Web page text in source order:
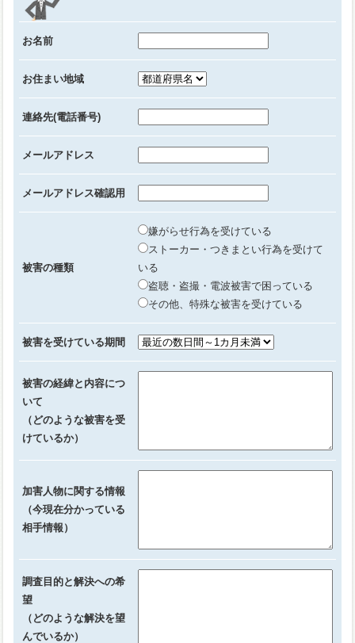
お名前
お住まい地域
連絡先(電話番号)
メールアドレス
メールアドレス確認用
被害の種類
嫌がらせ行為を受けている
ストーカー・つきまとい行為を受けて
いる
盗聴・盗撮・電波被害で困っている
その他、特殊な被害を受けている
被害を受けている期間
被害の経緯と内容につ
いて
（どのような被害を受
けているか）
加害人物に関する情報
（今現在分かっている
相手情報）
調査目的と解決への希
望
（どのような解決を望
んでいるか）